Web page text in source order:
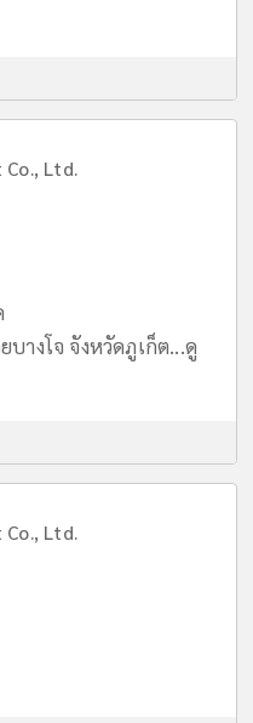
Ltd.
างโจ จังหวัดภูเก็ต...ดู
Ltd.